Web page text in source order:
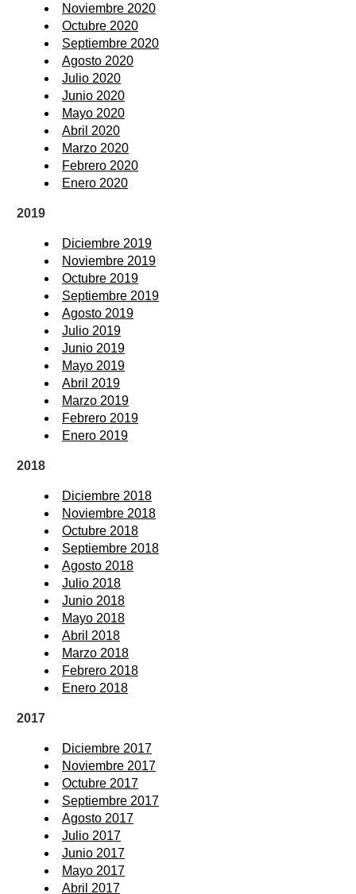
Noviembre 2020
Octubre 2020
Septiembre 2020
Agosto 2020
Julio 2020
Junio 2020
Mayo 2020
Abril 2020
Marzo 2020
Febrero 2020
Enero 2020
2019
Diciembre 2019
Noviembre 2019
Octubre 2019
Septiembre 2019
Agosto 2019
Julio 2019
Junio 2019
Mayo 2019
Abril 2019
Marzo 2019
Febrero 2019
Enero 2019
2018
Diciembre 2018
Noviembre 2018
Octubre 2018
Septiembre 2018
Agosto 2018
Julio 2018
Junio 2018
Mayo 2018
Abril 2018
Marzo 2018
Febrero 2018
Enero 2018
2017
Diciembre 2017
Noviembre 2017
Octubre 2017
Septiembre 2017
Agosto 2017
Julio 2017
Junio 2017
Mayo 2017
Abril 2017